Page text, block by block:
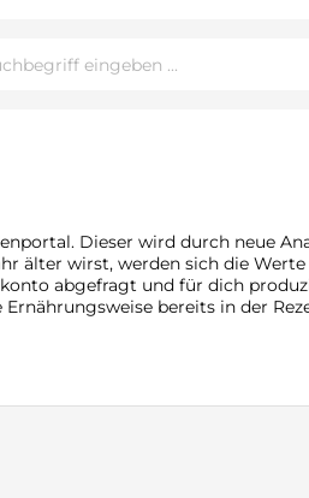
Dieser wird durch neue
älter wirst, werden sich die
abgefragt und für dich
bereits in der